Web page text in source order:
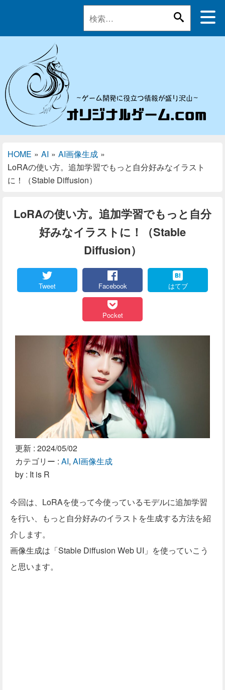
HOME » AI » AI画像生成 »
LoRAの使い方。追加学習でもっと自分好みなイラスト
に！（Stable Diffusion）
LoRAの使い方。追加学習でもっと自分
好みなイラストに！（Stable
Diffusion）
Tweet Facebook はてブ
Pocket
更新 : 2024/05/02
カテゴリー : AI, AI画像生成
by : It is R
今回は、LoRAを使って今使っているモデルに追加学習
を行い、もっと自分好みのイラストを生成する方法を紹
介します。
画像生成は「Stable Diffusion Web UI」を使っていこう
と思います。